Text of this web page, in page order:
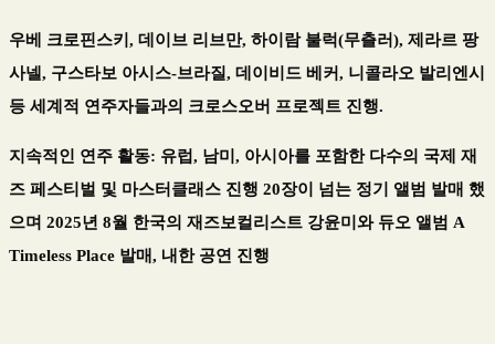
우베 크로핀스키, 데이브 리브만, 하이람 불럭(무츨러), 제라르 팡
사넬, 구스타보 아시스-브라질, 데이비드 베커, 니콜라오 발리엔시
등 세계적 연주자들과의 크로스오버 프로젝트 진행.
지속적인 연주 활동: 유럽, 남미, 아시아를 포함한 다수의 국제 재
즈 페스티벌 및 마스터클래스 진행 20장이 넘는 정기 앨범 발매 했
으며 2025년 8월 한국의 재즈보컬리스트 강윤미와 듀오 앨범 A
Timeless Place 발매, 내한 공연 진행